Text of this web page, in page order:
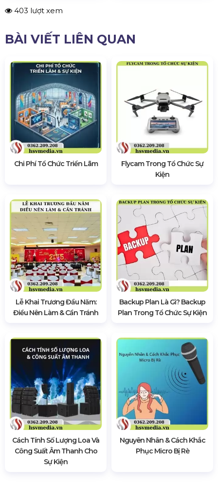
403 lượt xem
BÀI VIẾT LIÊN QUAN
Chi Phí Tổ Chức Triển Lãm
Flycam Trong Tổ Chức Sự
Kiện
Lễ Khai Trương Đầu Năm:
Điều Nên Làm & Cần Tránh
Backup Plan Là Gì? Backup
Plan Trong Tổ Chức Sự Kiện
Cách Tính Số Lượng Loa Và
Công Suất Âm Thanh Cho
Sự Kiện
Nguyên Nhân & Cách Khắc
Phục Micro Bị Rè